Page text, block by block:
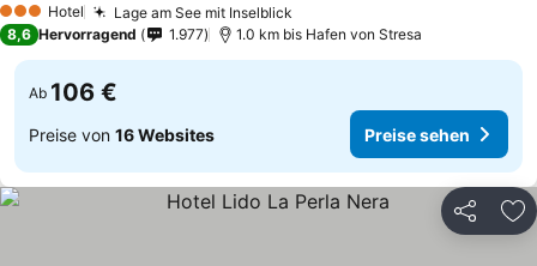
3 SterneHotel Lage am See mit Inselblick
8,6 Hervorragend 1.977 1.0 km bis Hafen von Stresa
Ab 106 €
Preise von 16 Websites Preise sehen
Teilen